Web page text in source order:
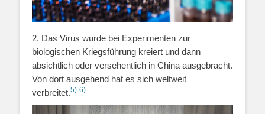
2. Das Virus wurde bei Experimenten zur
biologischen Kriegsführung kreiert und dann
absichtlich oder versehentlich in China ausgebracht.
Von dort ausgehend hat es sich weltweit
verbreitet.5) 6)